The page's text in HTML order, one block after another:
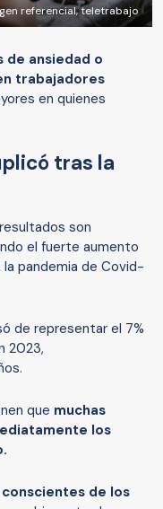
referencial, teletrabajo
de ansiedad o
trabajadores
en quienes
tras la
son
el fuerte aumento
pandemia de Covid-
de representar el 7%
2023,
que muchas
los
de los